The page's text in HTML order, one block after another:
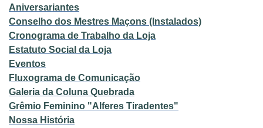
Aniversariantes
Conselho dos Mestres Maçons (Instalados)
Cronograma de Trabalho da Loja
Estatuto Social da Loja
Eventos
Fluxograma de Comunicação
Galeria da Coluna Quebrada
Grêmio Feminino "Alferes Tiradentes"
Nossa História